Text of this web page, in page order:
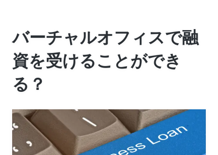
バーチャルオフィスで融
資を受けることができ
る？